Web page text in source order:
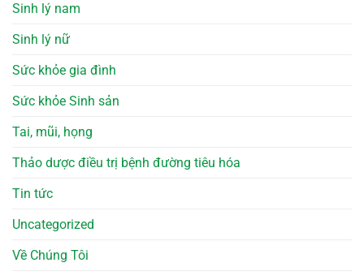
Sinh lý nam
Sinh lý nữ
Sức khỏe gia đình
Sức khỏe Sinh sản
Tai, mũi, họng
Thảo dược điều trị bệnh đường tiêu hóa
Tin tức
Uncategorized
Về Chúng Tôi